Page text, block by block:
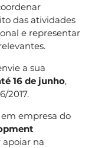
das atividades
e representar
a sua
16 de junho,
2017.
empresa do
apoiar na